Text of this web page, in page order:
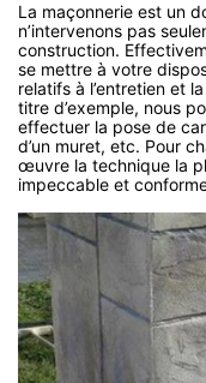
La maçonnerie est un
n’intervenons pas
construction.
se mettre à votre
relatifs à l’entretien et
titre d’exemple, nous
effectuer la pose de
d’un muret, etc. Pour
œuvre la technique la
impeccable et